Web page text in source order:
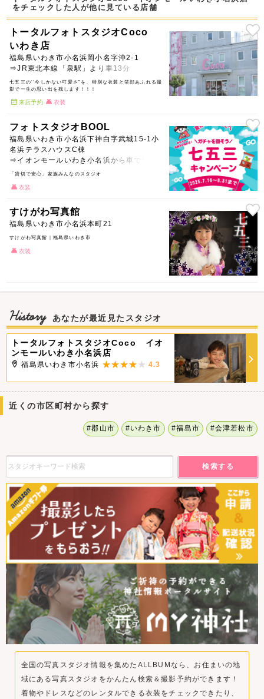
をチェックした人が他に見ている店舗
トータルフォトスタジオCoco
いわき店
福島県いわき市小名浜岡小名字沖2-1
⇒JR東北本線「泉駅」より車13分
七五三の‘‘今しかない可愛さ”を、特別な衣装と笑顔あふれる撮
影で一生の思い出を残します！！！
来店予約 衣装
フォトスタジオBOOL
福島県いわき市小名浜下神白字武城15-1小
名浜テラスハウスC棟
⇒イオンモールいわき小名浜から車で5分
「貸切で安心」家族みんなのスタジオ
衣装
すけがわ写真館
福島県いわき市小名浜本町21
すけがわ写真館｜福島県いわき市
衣装
History あなたが最近見たスタジオ
トータルフォトスタジオCoco イオ
ンモールいわき小名浜店
福島県いわき市小名浜 4.3
近くの市区町村から探す
#郡山市 #いわき市 #福島市 #会津若松市
検索する
全国の写真スタジオ情報を集めたALLBUMなら、お住まいの地
域にある写真スタジオをかんたん検索＆撮影予約ができます！
着物やドレスなどのレンタルできる衣装をチェックできたり、